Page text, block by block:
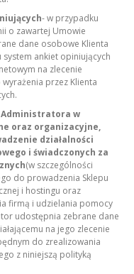
- w przypadku
o zawartej Umowie
dane osobowe Klienta
ankiet opiniujących
na zlecenie
przez Klienta
Administratora w
oraz organizacyjne,
działalności
i świadczonych za
(w szczególności
do prowadzenia Sklepu
i hostingu oraz
firmą i udzielania pomocy
udostępnia zebrane dane
na jego zlecenie
do zrealizowania
z niniejszą polityką